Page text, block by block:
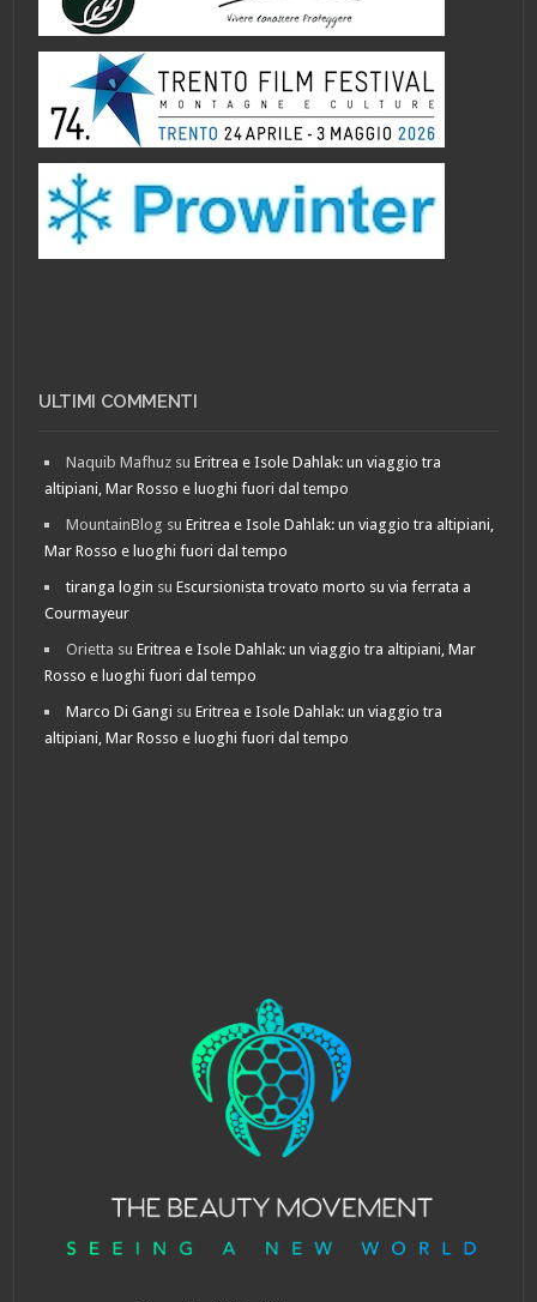
ULTIMI COMMENTI
Naquib Mafhuz suEritrea e Isole Dahlak: un viaggio tra
altipiani, Mar Rosso e luoghi fuori dal tempo
MountainBlog suEritrea e Isole Dahlak: un viaggio tra altipiani,
Mar Rosso e luoghi fuori dal tempo
tiranga login suEscursionista trovato morto su via ferrata a
Courmayeur
Orietta suEritrea e Isole Dahlak: un viaggio tra altipiani, Mar
Rosso e luoghi fuori dal tempo
Marco Di Gangi suEritrea e Isole Dahlak: un viaggio tra
altipiani, Mar Rosso e luoghi fuori dal tempo